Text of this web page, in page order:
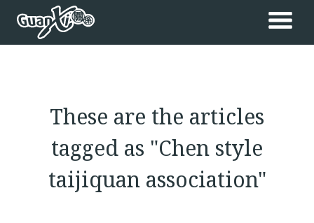
These are the articles
tagged as "Chen style
taijiquan association"